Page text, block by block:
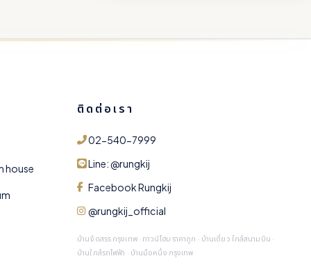
house
ติดต่อเรา
02-540-7999
Line: @rungkij
Facebook Rungkij
@rungkij_official
บ้านจัดสรร กรุงเทพ · ทาวน์โฮม ราคาถูก · บ้านเดี่ยว ใกล้สนามบิน ·
บ้านใกล้รถไฟฟ้า · บ้านมือหนึ่ง กรุงเทพ
รุ่งกิจ กรุ๊ป
🏘 ดูโครงการ 💰 ราคา & โปร
🏦 คำนวณสินเชื่อ